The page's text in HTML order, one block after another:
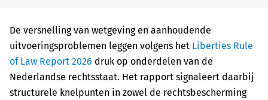
De versnelling van wetgeving en aanhoudende
uitvoeringsproblemen leggen volgens het Liberties Rule
of Law Report 2026 druk op onderdelen van de
Nederlandse rechtsstaat. Het rapport signaleert daarbij
structurele knelpunten in zowel de rechtsbescherming